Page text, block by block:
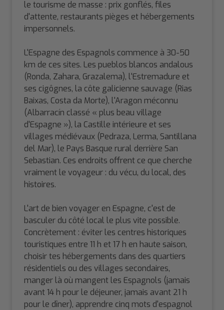
le tourisme de masse : prix gonflés, files
d'attente, restaurants pièges et hébergements
impersonnels.
L'Espagne des Espagnols commence à 30-50
km de ces sites. Les pueblos blancos andalous
(Ronda, Zahara, Grazalema), l'Estremadure et
ses cigôgnes, la côte galicienne sauvage (Rias
Baixas, Costa da Morte), l'Aragon méconnu
(Albarracín classé « plus beau village
d'Espagne »), la Castille intérieure et ses
villages médiévaux (Pedraza, Lerma, Santillana
del Mar), le Pays Basque rural derrière San
Sebastian. Ces endroits offrent ce que cherche
vraiment le voyageur : du vécu, du local, des
histoires.
L'art de bien voyager en Espagne, c'est de
basculer du côté local le plus vite possible.
Concrètement : éviter les centres historiques
touristiques entre 11 h et 17 h en haute saison,
choisir tes hébergements dans des quartiers
résidentiels ou des villages secondaires,
manger là où mangent les Espagnols (jamais
avant 14 h pour le déjeuner, jamais avant 21 h
pour le dîner), apprendre cinq mots d'espagnol